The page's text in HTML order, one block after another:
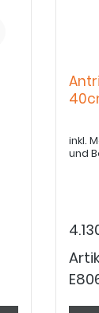
inkl.
und